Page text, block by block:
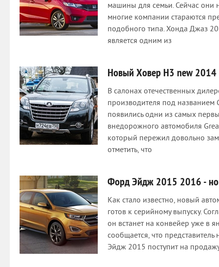
машины для семьи. Сейчас они
многие компании стараются
подобного типа. Хонда Джаз
является одним из
Новый Ховер Н3 new 2014
В салонах отечественных
производителя под названием
появились одни из самых
внедорожного автомобиля
который пережил довольно
отметить, что
Форд Эйдж 2015 2016 -
Как стало известно, новый
готов к серийному выпуску.
он встанет на конвейер уже в
сообщается, что
Эйдж 2015 поступит на